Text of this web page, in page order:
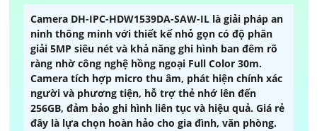
Camera DH-IPC-HDW1539DA-SAW-IL là giải pháp an
ninh thông minh với thiết kế nhỏ gọn có độ phân
giải 5MP siêu nét và khả năng ghi hình ban đêm rõ
ràng nhờ công nghệ hồng ngoại Full Color 30m.
Camera tích hợp micro thu âm, phát hiện chính xác
người và phương tiện, hỗ trợ thẻ nhớ lên đến
256GB, đảm bảo ghi hình liên tục và hiệu quả. Giá rẻ
đây là lựa chọn hoàn hảo cho gia đình, văn phòng.